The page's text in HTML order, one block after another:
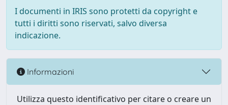
I documenti in IRIS sono protetti da copyright e
tutti i diritti sono riservati, salvo diversa
indicazione.
Informazioni
Utilizza questo identificativo per citare o creare un